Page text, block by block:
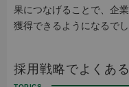
果につなげることで、企
獲得できるようになるでし
採用戦略でよくあ